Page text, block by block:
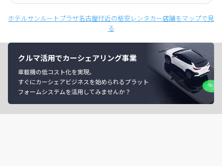
ホテルサンルートプラザ名古屋付近の格安レンタカー店舗をマップで見
る
クルマ活用でカーシェアリング事業
車載機の低コスト化を実現。
すぐにカーシェアビジネスを始められるプラット
フォームシステムを活用してみませんか？